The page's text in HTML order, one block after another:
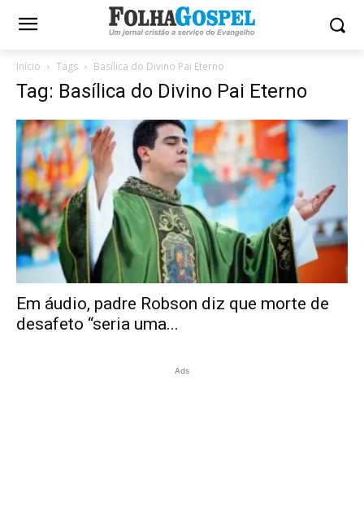
Início Tags Basílica do Divino Pai Eterno
Tag: Basílica do Divino Pai Eterno
Em áudio, padre Robson diz que morte de
desafeto “seria uma...
Ads